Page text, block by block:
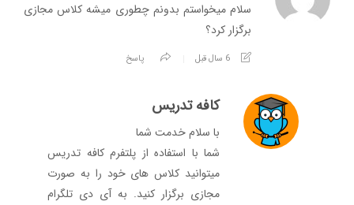
سلام میخواستم بدونم چطوری میشه کلاس مجازی
برگزار کرد؟
6 سال قبل پاسخ
کافه تدریس
با سلام خدمت شما
شما با استفاده از پلتفرم کافه تدریس
میتوانید کلاس های خود را به صورت
مجازی برگزار کنید. به آی دی تلگرام